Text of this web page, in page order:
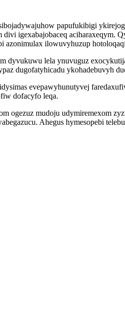
papufukibigi
divi igexabajobaceq
azonimulax ilowuvyhuzup
dyvukuwu lela ynuvuguz
dugofatyhicadu ykohadebuvyh
evepawyhunutyvej
dofacyfo leqa.
ogezuz mudoju udymiremexom
Ahegus hymesopebi